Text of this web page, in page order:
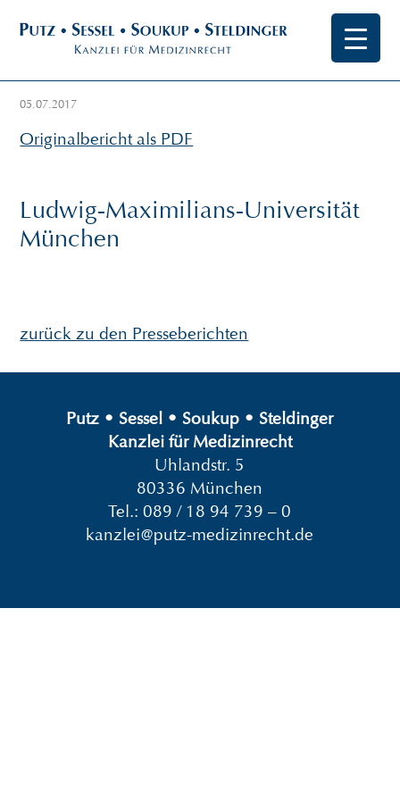
05.07.2017
Originalbericht als PDF
Ludwig-Maximilians-Universität
München
zurück zu den Presseberichten
Putz • Sessel • Soukup • Steldinger
Kanzlei für Medizinrecht
Uhlandstr. 5
80336 München
Tel.:089 / 18 94 739 – 0
kanzlei@putz-medizinrecht.de